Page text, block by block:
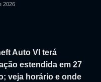
2026
Auto VI terá
estendida em 27
veja horário e onde